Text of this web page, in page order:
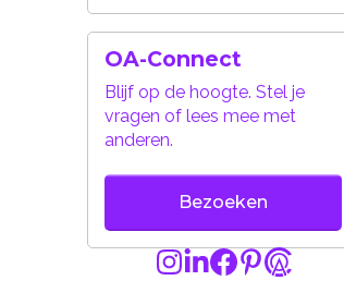
OA-Connect
Blijf op de hoogte. Stel je
vragen of lees mee met
anderen.
Bezoeken